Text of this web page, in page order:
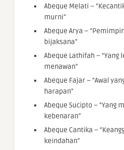
Abeque Melati –
murni”
Abeque Arya –
bijaksana”
Abeque Lathifah – “Yang
menawan”
Abeque Fajar – “Awal
harapan”
Abeque Sucipto – “Yang
kebenaran”
Abeque Cantika –
keindahan”